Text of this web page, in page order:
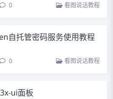
0 看图说话教程
自托管密码服务使用教程
0 看图说话教程
ui面板